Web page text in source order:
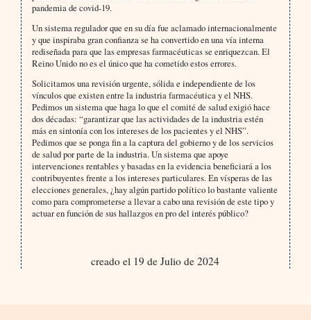
pandemia de covid-19.
Un sistema regulador que en su día fue aclamado internacionalmente
y que inspiraba gran confianza se ha convertido en una vía interna
rediseñada para que las empresas farmacéuticas se enriquezcan. El
Reino Unido no es el único que ha cometido estos errores.
Solicitamos una revisión urgente, sólida e independiente de los
vínculos que existen entre la industria farmacéutica y el NHS.
Pedimos un sistema que haga lo que el comité de salud exigió hace
dos décadas: “garantizar que las actividades de la industria estén
más en sintonía con los intereses de los pacientes y el NHS”.
Pedimos que se ponga fin a la captura del gobierno y de los servicios
de salud por parte de la industria. Un sistema que apoye
intervenciones rentables y basadas en la evidencia beneficiará a los
contribuyentes frente a los intereses particulares. En vísperas de las
elecciones generales, ¿hay algún partido político lo bastante valiente
como para comprometerse a llevar a cabo una revisión de este tipo y
actuar en función de sus hallazgos en pro del interés público?
creado el 19 de Julio de 2024